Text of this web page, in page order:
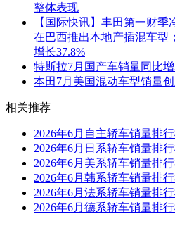
整体表现
【国际快讯】丰田第一财季
在巴西推出本地产插混车型
增长37.8%
特斯拉7月国产车销量同比增
本田7月美国混动车型销量
相关推荐
2026年6月自主轿车销量排
2026年6月日系轿车销量排
2026年6月美系轿车销量排
2026年6月韩系轿车销量排
2026年6月法系轿车销量排
2026年6月德系轿车销量排